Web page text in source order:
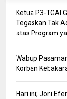
Ketua P3-TGAI
Tegaskan Tak
atas Program
Wabup
Korban
Hari ini; Joni